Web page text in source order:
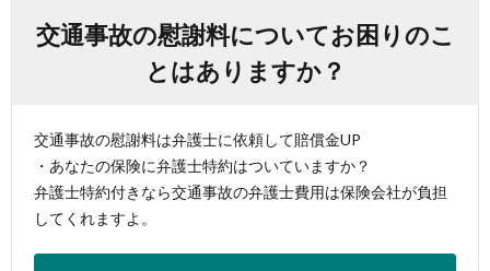
交通事故の慰謝料についてお困りのこ
とはありますか？
交通事故の慰謝料は弁護士に依頼して賠償金UP
・あなたの保険に弁護士特約はついていますか？
弁護士特約付きなら交通事故の弁護士費用は保険会社が負担
してくれますよ。